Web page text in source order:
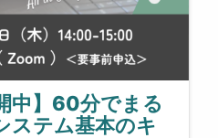
中】60分でまる
ステム基本のキ